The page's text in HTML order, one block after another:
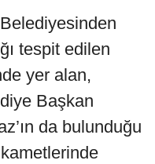
tespit edilen
yer alan,
Başkan
da bulunduğu